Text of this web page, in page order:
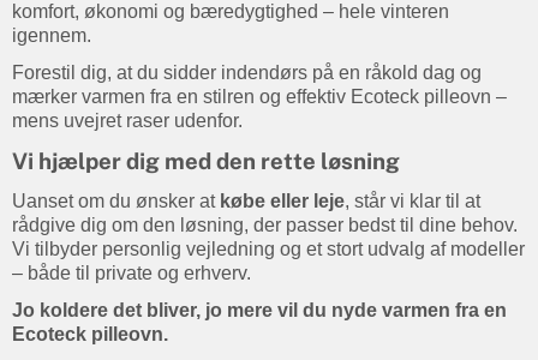
komfort, økonomi og bæredygtighed – hele vinteren
igennem.
Forestil dig, at du sidder indendørs på en råkold dag og
mærker varmen fra en stilren og effektiv Ecoteck pilleovn –
mens uvejret raser udenfor.
Vi hjælper dig med den rette løsning
Uanset om du ønsker at købe eller leje, står vi klar til at
rådgive dig om den løsning, der passer bedst til dine behov.
Vi tilbyder personlig vejledning og et stort udvalg af modeller
– både til private og erhverv.
Jo koldere det bliver, jo mere vil du nyde varmen fra en
Ecoteck pilleovn.